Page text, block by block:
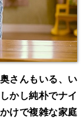
さんもいる、い
かし純朴でナイ
けで複雑な家庭